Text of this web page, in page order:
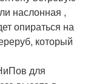
наслонная ,
опираться на
который
для